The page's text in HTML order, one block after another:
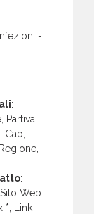
-
:
Partiva
Cap,
:
Web
*, Link